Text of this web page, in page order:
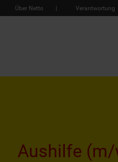
Über Netto Verantwortung
Aushilfe